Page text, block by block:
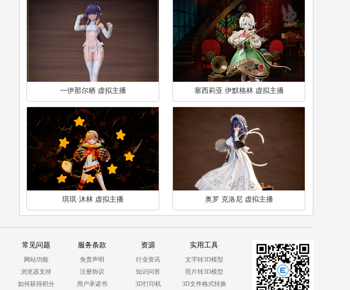
一伊那尔栖 虚拟主播 塞西莉亚 伊默格林 虚拟主播
琪琪·沐林 虚拟主播 奥罗 克洛尼 虚拟主播
常见问题
网站功能
浏览器支持
如何获得积分
服务条款
免责声明
注册协议
用户承诺书
资源
行业资讯
知识问答
3D打印机
实用工具
文字转3D模型
照片转3D模型
3D文件格式转换